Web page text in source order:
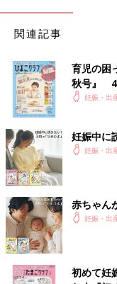
なかったこともあり、
か？』と聞いたんです。
すると、先生はもの
の何者でもない！80
にこれだけの確率で大
うとするんだ！私があ
ち帰ることになりま
自宅に戻り、夫と両親
だ、西村さんと夫には
ませんでした。保育士
てくれましたが、実の
に反対をしていたそう
した。
「実は私、長男を産
関連記事
育児の困
秋号』 4
いっぱい
妊娠・出
妊娠中に
妊娠・出
赤ちゃん
妊娠・出
初めて妊